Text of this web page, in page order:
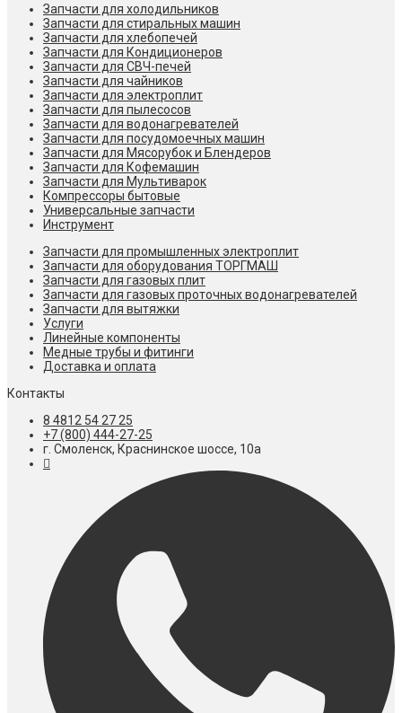
Запчасти для холодильников
Запчасти для стиральных машин
Запчасти для хлебопечей
Запчасти для Кондиционеров
Запчасти для СВЧ-печей
Запчасти для чайников
Запчасти для электроплит
Запчасти для пылесосов
Запчасти для водонагревателей
Запчасти для посудомоечных машин
Запчасти для Мясорубок и Блендеров
Запчасти для Кофемашин
Запчасти для Мультиварок
Компрессоры бытовые
Универсальные запчасти
Инструмент
Запчасти для промышленных электроплит
Запчасти для оборудования ТОРГМАШ
Запчасти для газовых плит
Запчасти для газовых проточных водонагревателей
Запчасти для вытяжки
Услуги
Линейные компоненты
Медные трубы и фитинги
Доставка и оплата
Контакты
8 4812 54 27 25
+7 (800) 444-27-25
г. Смоленск, Краснинское шоссе, 10а